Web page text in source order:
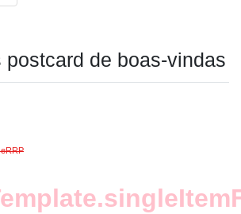
postcard de boas-vindas